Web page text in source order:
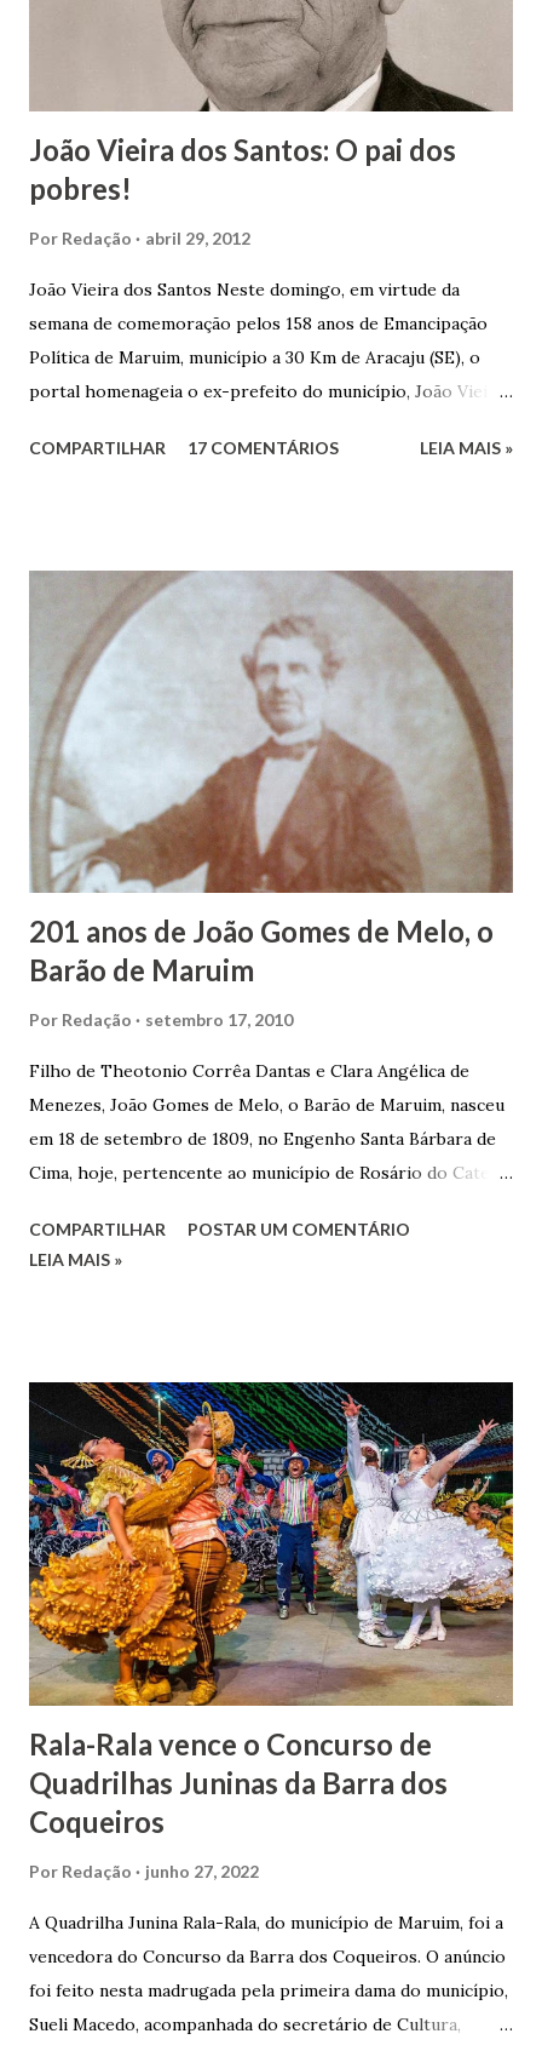
João Vieira dos Santos: O pai dos
pobres!
Por Redação abril 29, 2012
João Vieira dos Santos Neste domingo, em virtude da
semana de comemoração pelos 158 anos de Emancipação
Política de Maruim, município a 30 Km de Aracaju (SE), o
portal homenageia o ex-prefeito do município, João Vieira
Vieira dos Santos e Arlinda Barroso dos Santos, nasceu em
infância pobre, João Vieira não pôde se dedicar aos
estudos, e então passou a colocar o trabalho em primeiro
plano para auxiliar na renda familiar. No comércio foi
garçon, dono de bar, de armarinho e depois de uma
panificação. “Ao contrário de muitos, que renegam suas
raízes e procuram obscurecer seu passado, orgulhava-se
em defender o pão como garçon, tendo incontáveis vezes
que trabalhar copiosamente fora de seu horário normal em
trocas de gorjetas que c...
COMPARTILHAR 17 COMENTÁRIOS LEIA MAIS »
201 anos de João Gomes de Melo, o
Barão de Maruim
Por Redação setembro 17, 2010
Filho de Theotonio Corrêa Dantas e Clara Angélica de
Menezes, João Gomes de Melo, o Barão de Maruim, nasceu
em 18 de setembro de 1809, no Engenho Santa Bárbara de
Cima, hoje, pertencente ao município de Rosário do Catete.
José de Faro Leitão, porém o casamento acabou com o
indiciamento para apropriar-se da volumosa herança. Em
1862, transferiu-se para o Rio de Janeiro e casou-se com
uma irmã do Visconde de Uruguai. O Barão de Maruim
apresentou uma grande dedicação à atividade agrícola, que
lhe proporcionou uma grande reserva financeira. João
Gomes de Melo mandou construir a Igreja Matriz de Nosso
Senhor Bom Jesus dos Passos, que foi inaugurada em 1862 e
doada ao vigário Pe. José Joaquim de Vasconcelos. A Igreja
Matriz...
COMPARTILHAR
POSTAR UM COMENTÁRIO
LEIA MAIS »
Rala-Rala vence o Concurso de
Quadrilhas Juninas da Barra dos
Coqueiros
Por Redação junho 27, 2022
A Quadrilha Junina Rala-Rala, do município de Maruim, foi a
vencedora do Concurso da Barra dos Coqueiros. O anúncio
foi feito nesta madrugada pela primeira dama do município,
Sueli Macedo, acompanhada do secretário de Cultura,